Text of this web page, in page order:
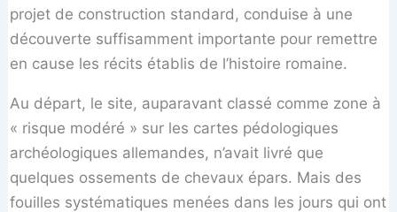
projet de construction standard, conduise à une
découverte suffisamment importante pour remettre
en cause les récits établis de l’histoire romaine.
Au départ, le site, auparavant classé comme zone à
« risque modéré » sur les cartes pédologiques
archéologiques allemandes, n’avait livré que
quelques ossements de chevaux épars. Mais des
fouilles systématiques menées dans les jours qui ont